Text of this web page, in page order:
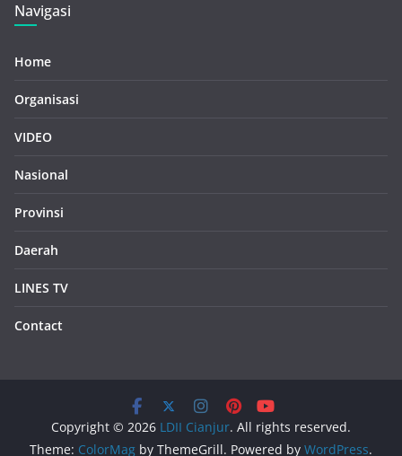
Navigasi
Home
Organisasi
VIDEO
Nasional
Provinsi
Daerah
LINES TV
Contact
Copyright © 2026 LDII Cianjur. All rights reserved.
Theme: ColorMag by ThemeGrill. Powered by WordPress.